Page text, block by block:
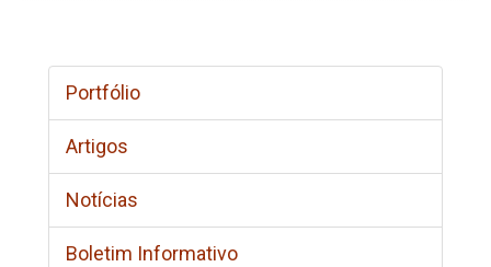
Portfólio
Artigos
Notícias
Boletim Informativo